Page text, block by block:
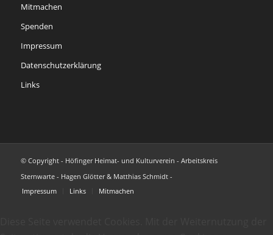
Mitmachen
Spenden
Impressum
Datenschutzerklärung
Links
© Copyright - Höfinger Heimat- und Kulturverein - Arbeitskreis
Sternwarte - Hagen Glötter & Matthias Schmidt -
Impressum
Links Mitmachen